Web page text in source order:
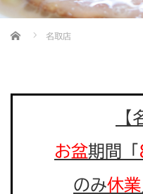
Home 名取店
【
お盆期間「
のみ休業